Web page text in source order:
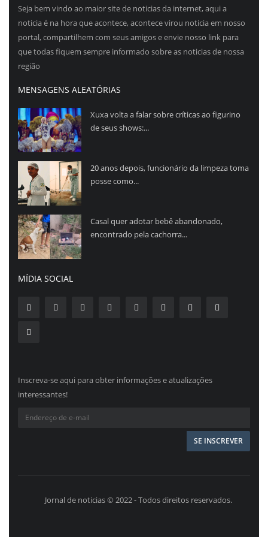
Seja bem vindo ao maior site de noticias da internet, aqui a
noticia é na hora que acontece, acontece virou noticia em nosso
portal, compartilhem com seus amigos e envie nosso link para
que todas fiquem sempre informado sobre as noticias de nossa
região
MENSAGENS ALEATÓRIAS
Xuxa volta a falar sobre críticas ao figurino
de seus shows:...
20 anos depois, funcionário da limpeza toma
posse como...
Casal quer adotar bebê abandonado,
encontrado pela cachorra...
MÍDIA SOCIAL
Inscreva-se aqui para obter informações e atualizações
interessantes!
Jornal de noticias © 2022 - Todos direitos reservados.